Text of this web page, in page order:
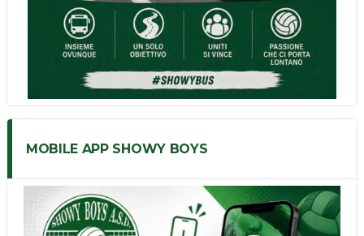
MOBILE APP SHOWY BOYS